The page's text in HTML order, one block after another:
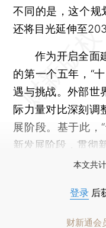
不同的是，这个规
还将目光延伸至
作为开启全面建
的第一个五年，“
遇与挑战。外部世
际力量对比深刻调
展阶段。基于此，
新发展阶段，贯彻
本文共
登录 后
财新通会